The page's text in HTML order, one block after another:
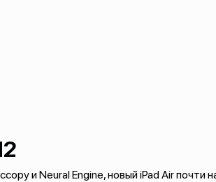
и Neural Engine, новый iPad Air почти